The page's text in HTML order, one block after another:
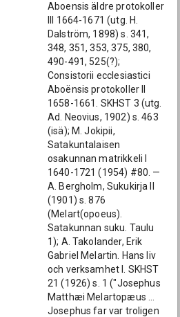
Aboensis äldre protokoller
III 1664-1671 (utg. H.
Dalström, 1898) s. 341,
348, 351, 353, 375, 380,
490-491, 525(?);
Consistorii ecclesiastici
Aboënsis protokoller II
1658-1661. SKHST 3 (utg.
Ad. Neovius, 1902) s. 463
(isä); M. Jokipii,
Satakuntalaisen
osakunnan matrikkeli I
1640-1721 (1954) #80. —
A. Bergholm, Sukukirja II
(1901) s. 876
(Melart(opoeus).
Satakunnan suku. Taulu
1); A. Takolander, Erik
Gabriel Melartin. Hans liv
och verksamhet I. SKHST
21 (1926) s. 1 ("Josephus
Matthæi Melartopæus ...
Josephus far var troligen